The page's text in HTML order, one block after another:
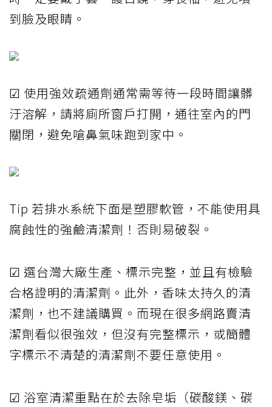
到臉及眼睛。
☑ 使用強效疏通劑通常需等待一段時間讓髒
汙溶解，請將廁所窗戶打開，通往室內的門
關閉，避免嗆鼻氣味跑到家中。
Tip 若排水系統下面是塑膠軟管，不能使用具
腐蝕性的強鹼清潔劑！否則易破裂。
☑ 選台灣大廠生產、標示完整，並且有檢驗
合格證明的清潔劑。此外，香味太持久的清
潔劑，也不建議購買。而現在很多網路賣清
潔劑看似很強效，但沒有完整標示，或簡體
字標示不清楚的清潔劑不要任意使用。
☑ 浴室清潔重點在於去除皂垢（碳酸鎂、碳